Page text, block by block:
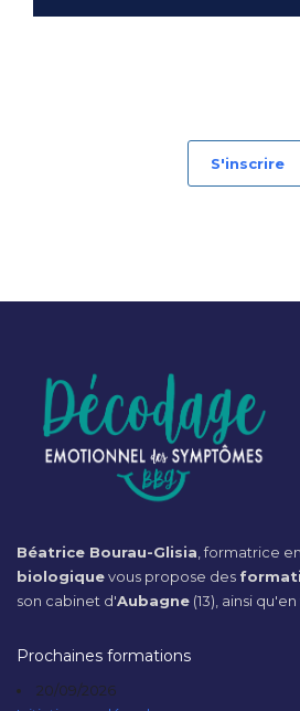
S'inscrire
Béatrice Bourau-Glisia , formatrice en
biologiquevous propose des
son cabinet d'Aubagne (13), ainsi
Prochaines formations
20/09/2026